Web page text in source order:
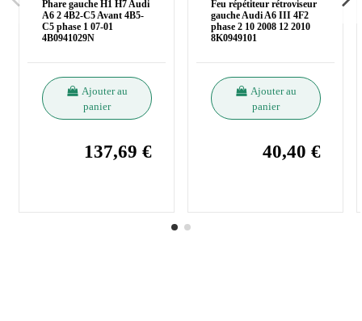
Phare gauche H1 H7 Audi
A6 2 4B2-C5 Avant 4B5-
C5 phase 1 07-01
4B0941029N
Ajouter au
panier
137,69 €
Feu répétiteur rétroviseur
gauche Audi A6 III 4F2
phase 2 10 2008 12 2010
8K0949101
Ajouter au
panier
40,40 €